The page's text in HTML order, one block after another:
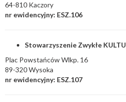
64-810 Kaczory
nr ewidencyjny: ESZ.106
Stowarzyszenie Zwykłe
Plac Powstańców Wlkp. 16
89-320 Wysoka
nr ewidencyjny: ESZ.107